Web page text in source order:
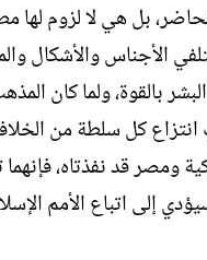
بل هي لا لزوم لها
الأجناس والأشكال
البشر بالقوة، ولما
كل سلطة من
ومصر قد نفذتاه،
إلى اتباع الأمم